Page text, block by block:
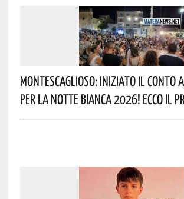
Montescaglioso: Iniziato Il Conto
Per La Notte Bianca 2026! Ecco Il